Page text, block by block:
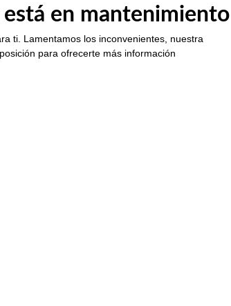
está en mantenimiento
ti. Lamentamos los inconvenientes, nuestra
para ofrecerte más información